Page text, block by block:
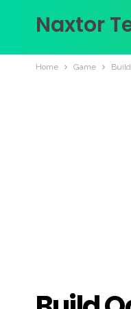
Naxtor
Home Game